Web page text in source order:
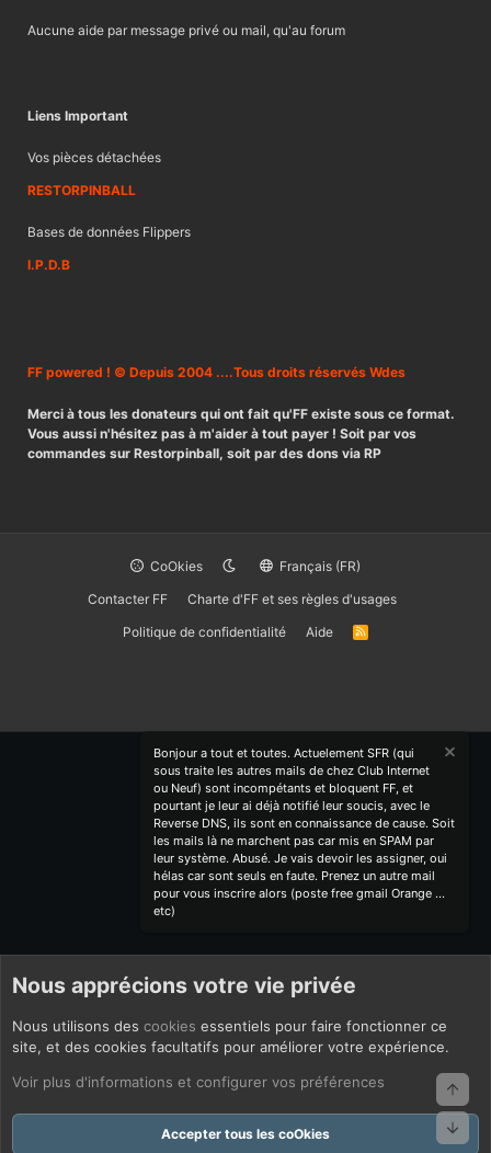
Aucune aide par message privé ou mail, qu'au forum
Liens Important
Vos pièces détachées
RESTORPINBALL
Bases de données Flippers
I.P.D.B
FF powered ! © Depuis 2004 ....Tous droits réservés Wdes
Merci à tous les donateurs qui ont fait qu'FF existe sous ce format.
Vous aussi n'hésitez pas à m'aider à tout payer ! Soit par vos
commandes sur Restorpinball, soit par des dons via RP
CoOkies
Français (FR)
Contacter FF
Charte d'FF et ses règles d'usages
Politique de confidentialité
Aide
R
Bonjour a tout et toutes. Actuelement SFR (qui
sous traite les autres mails de chez Club Internet
ou Neuf) sont incompétants et bloquent FF, et
pourtant je leur ai déjà notifié leur soucis, avec le
Reverse DNS, ils sont en connaissance de cause. Soit
les mails là ne marchent pas car mis en SPAM par
leur système. Abusé. Je vais devoir les assigner, oui
hélas car sont seuls en faute. Prenez un autre mail
pour vous inscrire alors (poste free gmail Orange ...
etc)
Nous apprécions votre vie privée
Nous utilisons des cookies essentiels pour faire fonctionner ce
site, et des cookies facultatifs pour améliorer votre expérience.
Voir plus d'informations et configurer vos préférences
Accepter tous les coOkies